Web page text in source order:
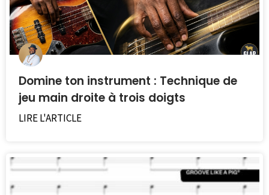
Domine ton instrument : Technique de
jeu main droite à trois doigts
LIRE L'ARTICLE